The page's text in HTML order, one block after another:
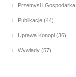
Przemysł i Gospodarka
Publikacje (44)
Uprawa Konopi (36)
Wywiady (57)